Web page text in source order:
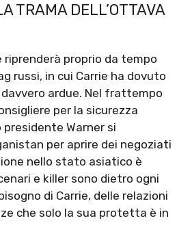
TRAMA DELL’OTTAVA
riprenderà proprio da tempo
russi, in cui Carrie ha dovuto
ardue. Nel frattempo
per la sicurezza
presidente Warner si
per aprire dei negoziati
nello stato asiatico è
e killer sono dietro ogni
di Carrie, delle relazioni
che solo la sua protetta è in